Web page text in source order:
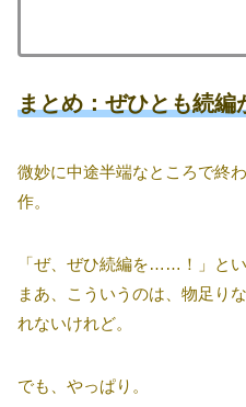
まとめ：ぜひとも続編
微妙に中途半端なところで終
作。
「ぜ、ぜひ続編を……！」と
まあ、こういうのは、物足り
れないけれど。
でも、やっぱり。